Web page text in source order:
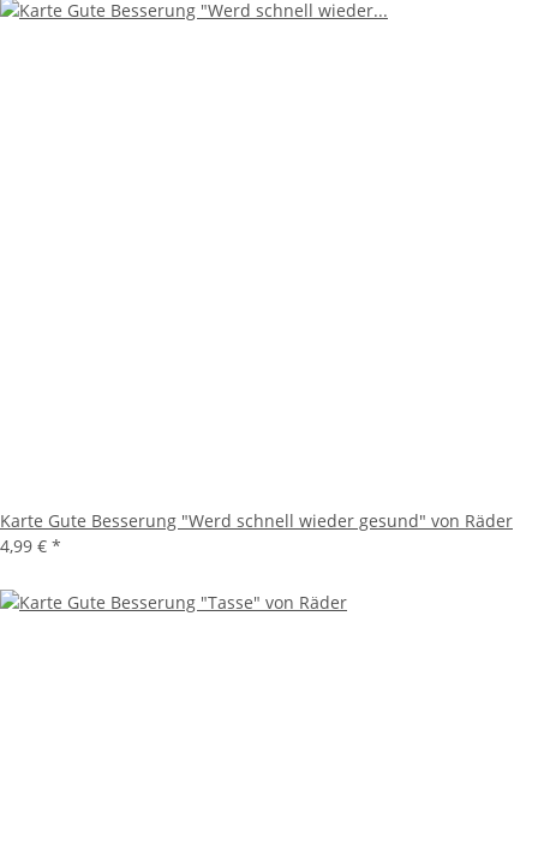
Karte Gute Besserung "Werd schnell wieder gesund" von Räder
4,99 € *